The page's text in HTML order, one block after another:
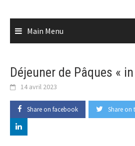
Main Menu
Déjeuner de Pâques «
14 avril 2023
Share on facebook Share on